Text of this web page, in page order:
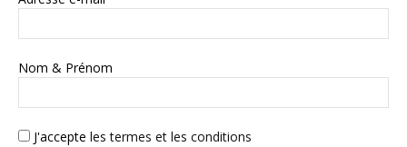
Nom & Prénom
J'accepte les termes et les conditions